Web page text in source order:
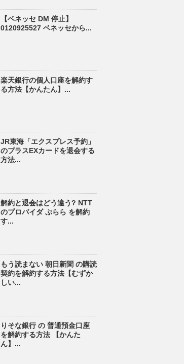
【ベネッセ DM 停止】
0120925527 ベネッセから...
楽天銀行の個人口座を解約す
る方法【かんたん】...
JR東海「エクスプレス予約」
のプラスEXカードを退会する
方法...
解約と退会はどう違う? NTT
のプロバイダ ぷらら を解約
す...
もう読まない 朝日新聞 の購読
契約を解約する方法【むずか
しい...
りそな銀行 の 普通預金口座
を解約する方法 【かんた
ん】...